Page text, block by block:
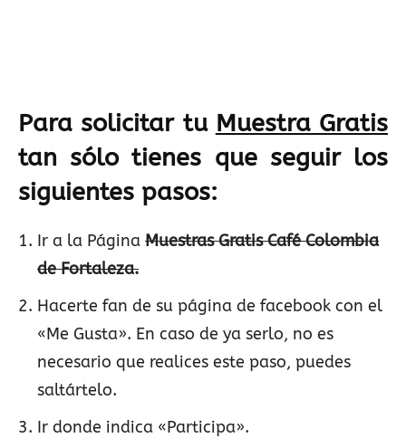
Para solicitar tu Muestra Gratis
tan sólo tienes que seguir los
siguientes pasos:
Ir a la Página Muestras Gratis Café Colombia
de Fortaleza.
Hacerte fan de su página de facebook con el
«Me Gusta». En caso de ya serlo, no es
necesario que realices este paso, puedes
saltártelo.
Ir donde indica «Participa».